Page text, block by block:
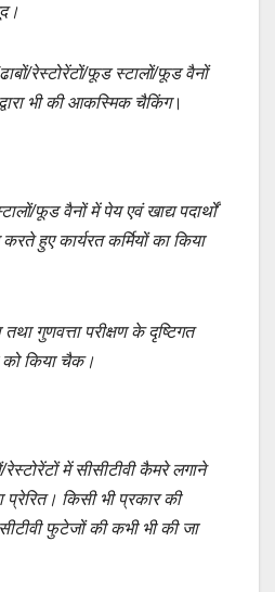
रेस्टोरेंटों/फूड स्टालों/फूड वैनों
भी की आकस्मिक चैकिंग।
फूड वैनों में पेय एवं खाद्य पदार्थों
हुए कार्यरत कर्मियों का किया
गुणवत्ता परीक्षण के दृष्टिगत
को किया चैक।
में सीसीटीवी कैमरे लगाने
किसी भी प्रकार की
फुटेजों की कभी भी की जा